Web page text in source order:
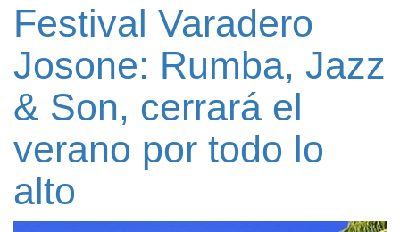
Festival Varadero
Josone: Rumba, Jazz
& Son, cerrará el
verano por todo lo
alto